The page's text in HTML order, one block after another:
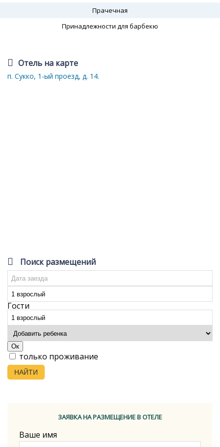
Прачечная
Принадлежности для барбекю
Отель на карте
п. Сукко, 1-ый проезд, д. 14.
Поиск размещений
Гости
Ок
только проживание
НАЙТИ
ЗАЯВКА НА РАЗМЕЩЕНИЕ В ОТЕЛЕ
Ваше имя